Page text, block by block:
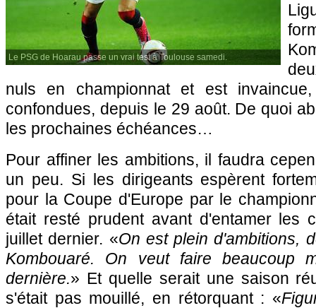
Le PSG de Hoarau passe un vrai test à Toulouse samedi.
nuls en championnat et est invaincue,
confondues, depuis le 29 août. De quoi
les prochaines échéances…
Pour affiner les ambitions, il faudra
un peu. Si les dirigeants espèrent
pour la Coupe d'Europe par le
était resté prudent avant d'entamer les
juillet dernier. «On est plein d'ambitions,
Kombouaré. On veut faire beaucoup
dernière.» Et quelle serait une saison
s'était pas mouillé, en rétorquant : «